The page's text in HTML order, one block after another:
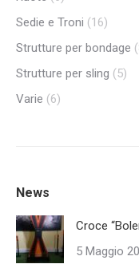
Sedie e Troni (16)
Strutture per bondage
Strutture per sling (5)
Varie (6)
News
Croce
5 Maggio